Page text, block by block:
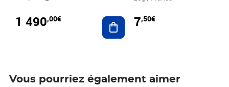
1 490,00€ Ajouter au panier
7,50€
Vous pourriez également aimer